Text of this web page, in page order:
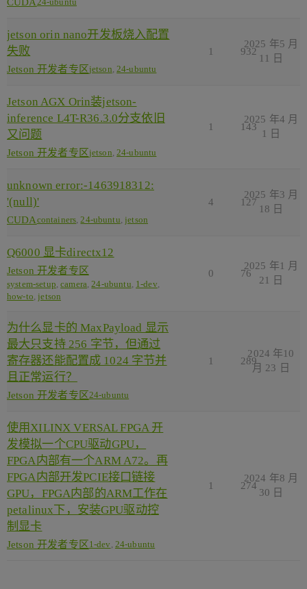
jetson orin nano开发板烧入配置
失败
Jetson 开发者专区 jetson,24-ubuntu
1 932
2025 年5 月
11 日
Jetson AGX Orin装jetson-
inference L4T-R36.3.0分支依旧
又问题
Jetson 开发者专区 jetson,24-ubuntu
1 143
2025 年4 月
1 日
unknown error:-1463918312:
'(null)'
CUDA containers,24-ubuntu,jetson
4 127
2025 年3 月
18 日
Q6000 显卡directx12
Jetson 开发者专区
system-setup ,camera 24-ubuntu 1-dev,
how-to ,jetson
0 76
2025 年1 月
21 日
为什么显卡的 MaxPayload 显示
最大只支持 256 字节，但通过
寄存器还能配置成 1024 字节并
且正常运行？
Jetson 开发者专区 24-ubuntu
1 289
2024 年10
月 23 日
使用XILINX VERSAL FPGA 开
发模拟一个CPU驱动GPU，
FPGA内部有一个ARM A72。再
FPGA内部开发PCIE接口链接
GPU，FPGA内部的ARM工作在
petalinux下，安装GPU驱动控
制显卡
Jetson 开发者专区 1-dev, 24-ubuntu
1 274
2024 年8 月
30 日